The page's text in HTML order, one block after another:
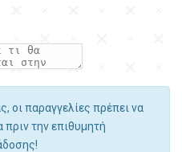
οι παραγγελίες πρέπει να
πριν την επιθυμητή